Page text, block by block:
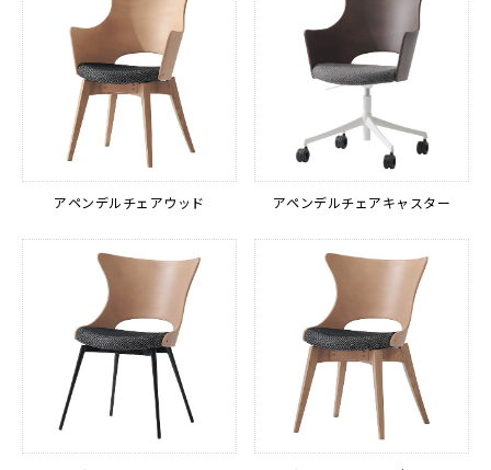
アペンデルチェアウッド アペンデルチェアキャスター